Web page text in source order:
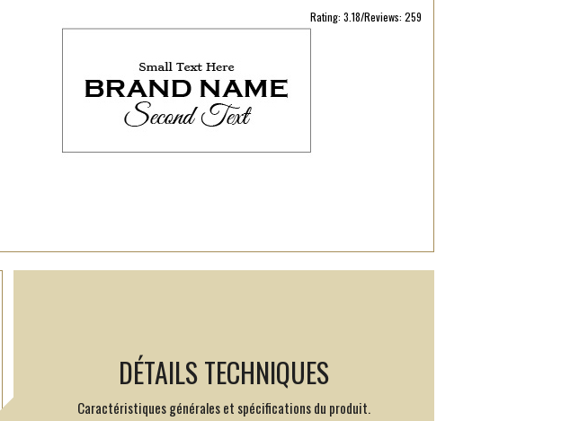
Rating: 3.18/Reviews: 259
DÉTAILS TECHNIQUES
Caractéristiques générales et spécifications du produit.